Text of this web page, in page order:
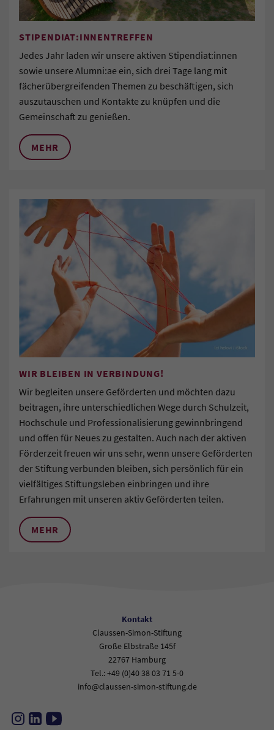
STIPENDIAT:INNENTREFFEN
Jedes Jahr laden wir unsere aktiven Stipendiat:innen
sowie unsere Alumni:ae ein, sich drei Tage lang mit
fächerübergreifenden Themen zu beschäftigen, sich
auszutauschen und Kontakte zu knüpfen und die
Gemeinschaft zu genießen.
MEHR
WIR BLEIBEN IN VERBINDUNG!
Wir begleiten unsere Geförderten und möchten dazu
beitragen, ihre unterschiedlichen Wege durch Schulzeit,
Hochschule und Professionalisierung gewinnbringend
und offen für Neues zu gestalten. Auch nach der aktiven
Förderzeit freuen wir uns sehr, wenn unsere Geförderten
der Stiftung verbunden bleiben, sich persönlich für ein
vielfältiges Stiftungsleben einbringen und ihre
Erfahrungen mit unseren aktiv Geförderten teilen.
MEHR
Kontakt
Claussen-Simon-Stiftung
Große Elbstraße 145f
22767 Hamburg
Tel.: +49 (0)40 38 03 71 5-0
info@claussen-simon-stiftung.de